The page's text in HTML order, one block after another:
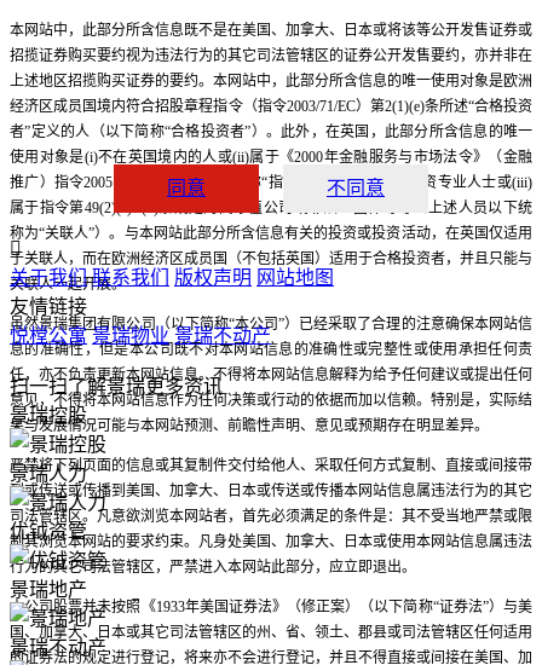
本网站中，此部分所含信息既不是在美国、加拿大、日本或将该等公开发售证券或
招揽证券购买要约视为违法行为的其它司法管辖区的证券公开发售要约，亦并非在
上述地区招揽购买证券的要约。本网站中，此部分所含信息的唯一使用对象是欧洲
经济区成员国境内符合招股章程指令（指令2003/71/EC）第2(1)(e)条所述“合格投资
者”定义的人（以下简称“合格投资者”）。此外，在英国，此部分所含信息的唯一
使用对象是(i)不在英国境内的人或(ii)属于《2000年金融服务与市场法令》（金融
推广）指令2005（修正案）（以下简称“指令”）第19条规定的投资专业人士或(iii)
属于指令第49(2)(a)--(d)条规定的高净值公司或非法人团体等等（上述人员以下统
称为“关联人”）。与本网站此部分所含信息有关的投资或投资活动，在英国仅适用
于关联人，而在欧洲经济区成员国（不包括英国）适用于合格投资者，并且只能与
关联人一起开展。
虽然景瑞集团有限公司（以下简称“本公司”）已经采取了合理的注意确保本网站信
息的准确性，但是本公司既不对本网站信息的准确性或完整性或使用承担任何责
任，亦不负责更新本网站信息。不得将本网站信息解释为给予任何建议或提出任何
意见，不得将本网站信息作为任何决策或行动的依据而加以信赖。特别是，实际结
果与发展情况可能与本网站预测、前瞻性声明、意见或预期存在明显差异。
严禁将下列页面的信息或其复制件交付给他人、采取任何方式复制、直接或间接带
到或传送或传播到美国、加拿大、日本或传送或传播本网站信息属违法行为的其它
司法管辖区。凡意欲浏览本网站者，首先必须满足的条件是：其不受当地严禁或限
制其浏览本网站的要求约束。凡身处美国、加拿大、日本或使用本网站信息属违法
行为的其它司法管辖区，严禁进入本网站此部分，应立即退出。
本公司股票并未按照《1933年美国证券法》（修正案）（以下简称“证券法”）与美
国、加拿大、日本或其它司法管辖区的州、省、领土、郡县或司法管辖区任何适用
的证券法的规定进行登记，将来亦不会进行登记，并且不得直接或间接在美国、加
同意 不同意

关于我们 联系我们 版权声明 网站地图
友情链接
悦樘公寓 景瑞物业 景瑞不动产
扫一扫了解景瑞更多资讯
景瑞控股
景瑞人力
优钺资管
景瑞地产
景瑞不动产